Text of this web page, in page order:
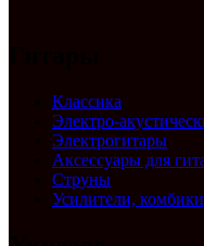
Классика
Электро-
Электрогитары
Аксессуары для
Струны
Усилители,